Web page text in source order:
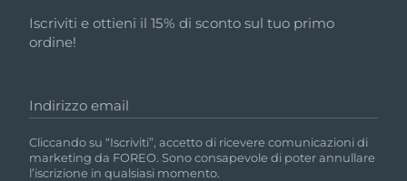
Iscriviti e ottieni il 15% di sconto sul tuo primo
ordine!
Indirizzo email
Cliccando su “Iscriviti”, accetto di ricevere comunicazioni di
marketing da FOREO. Sono consapevole di poter annullare
l’iscrizione in qualsiasi momento.